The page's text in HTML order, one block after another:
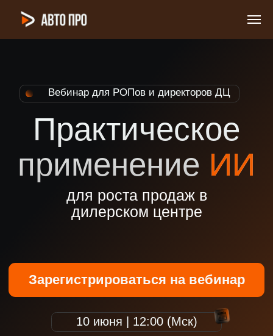
Практическое
применение ИИ
Зарегистрироваться на вебинар
для роста продаж в
дилерском центре